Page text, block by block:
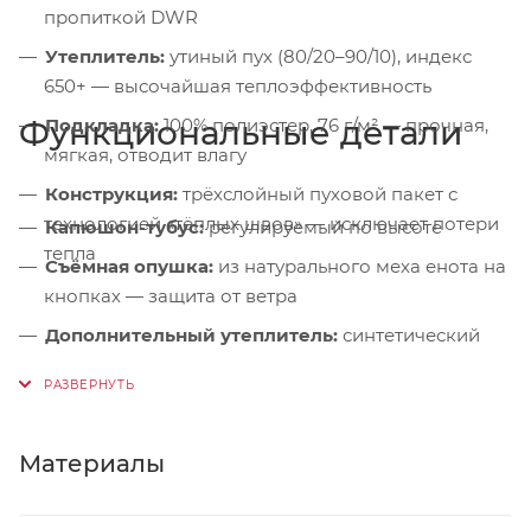
пропиткой DWR
Утеплитель: утиный пух (80/20–90/10), индекс
650+ — высочайшая теплоэффективность
Подкладка:100% полиэстер, 76 г/м² — прочная,
мягкая, отводит влагу
Конструкция: трёхслойный пуховой пакет с
технологией «тёплых швов» — исключает потери
тепла
Функциональные детали
Капюшон-тубус:регулируемый по высоте
Съёмная опушка: из натурального меха енота на
кнопках — защита от ветра
Дополнительный утеплитель: синтетический
Ветрозащитная планка:
Материалы